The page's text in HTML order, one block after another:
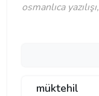
osmanlıca yazılışı,
müktehil